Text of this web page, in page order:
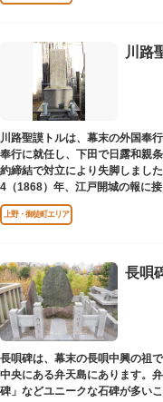
川路
川路聖謨トルは、幕末の外国奉
奉行に就任し、下田で日露和親
約締結で対立により失脚しまし
4（1868）年、江戸開城の報に
寺（たいしょうじ）にあります。
上野・御徒町エリア
長唄
長唄碑は、幕末の長唄中興の祖
中央にある弁天島にあります。
碑」などユニークな石碑が多い